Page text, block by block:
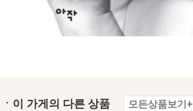
ㆍ이 가게의 다른 상품 모든상품보기+